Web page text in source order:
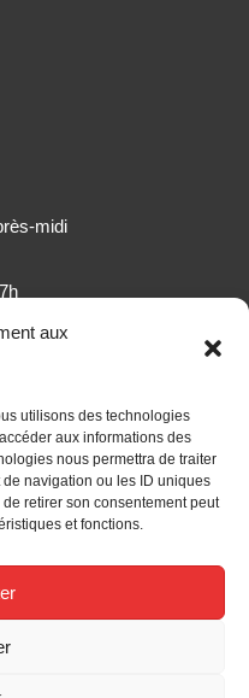
aux
utilisons des technologies
aux informations des
nous permettra de traiter
navigation ou les ID uniques
retirer son consentement peut
et fonctions.
midi
contenus par e-mail.
ALLER